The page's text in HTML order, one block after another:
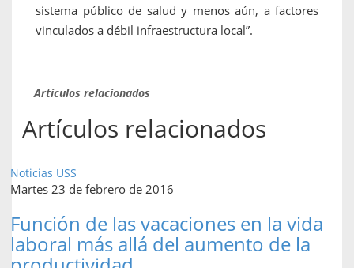
sistema público de salud y menos aún, a factores
vinculados a débil infraestructura local”.
Artículos relacionados
Artículos relacionados
Noticias USS
Martes 23 de febrero de 2016
Función de las vacaciones en la vida
laboral más allá del aumento de la